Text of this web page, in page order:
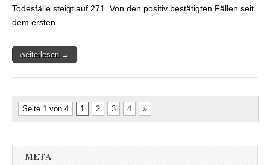
Todesfälle steigt auf 271. Von den positiv bestätigten Fällen seit
dem ersten…
weiterlesen →
Seite 1 von 4 1 2 3 4 »
META